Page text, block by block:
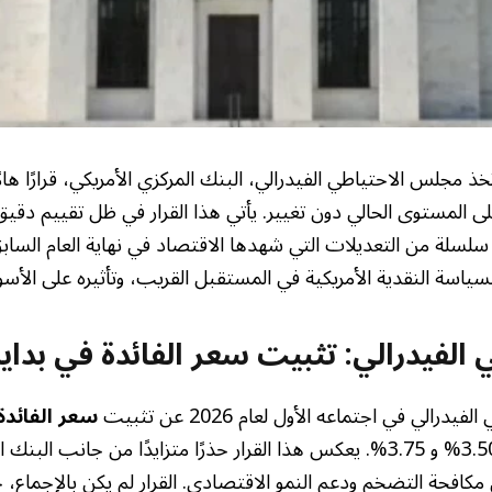
المستوى الحالي دون تغيير. يأتي هذا القرار في ظل تقييم
سلسلة من التعديلات التي شهدها الاقتصاد في نهاية العام
النقدية الأمريكية في المستقبل القريب، وتأثيره على
تثبيت سعر الفائدة في بداية
في اجتماعه الأول لعام 2026 عن تثبيت سعر
في نطاق يتراوح بين 3.50% و 3.75%. يعكس هذا القرار حذرًا متزايدًا